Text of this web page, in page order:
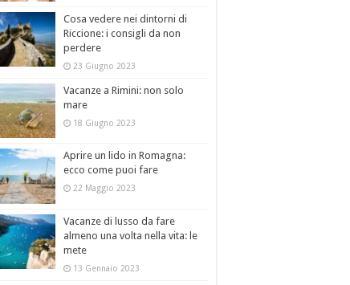
Cosa vedere nei dintorni di
Riccione: i consigli da non
perdere
23 Giugno 2023
Vacanze a Rimini: non solo
mare
18 Giugno 2023
Aprire un lido in Romagna:
ecco come puoi fare
22 Maggio 2023
Vacanze di lusso da fare
almeno una volta nella vita: le
mete
13 Gennaio 2023